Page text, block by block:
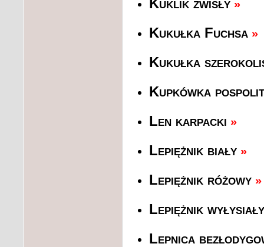
Kuklik zwisły »
Kukułka Fuchsa »
Kukułka
Kupkówka
Len karpacki »
Lepiężnik biały »
Lepiężnik różowy »
Lepiężnik wyłysiały
Lepnica